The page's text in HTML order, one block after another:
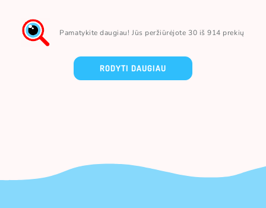
Pamatykite daugiau! Jūs peržiūrėjote 30 iš 914 prekių
RODYTI DAUGIAU